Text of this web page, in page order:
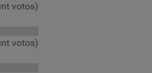
votos)
votos)